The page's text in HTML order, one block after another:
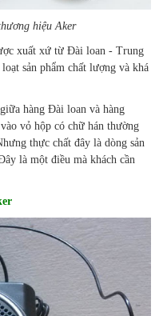
hiệu Aker
xuất xứ từ Đài loan - Trung
sản phẩm chất lượng và khá
hàng Đài loan và hàng
vỏ hộp có chữ hán thường
thực chất đây là dòng sản
là một điều mà khách cần